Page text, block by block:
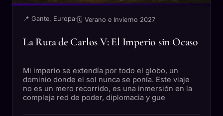
📍 Gante, Europa· 🗓 Verano e Invierno 2027
La Ruta de Carlos V: El Imperio sin Ocaso
Mi imperio se extendía por todo el globo, un
dominio donde el sol nunca se ponía. Este viaje
no es un mero recorrido, es una inmersión en la
compleja red de poder, diplomacia y gue